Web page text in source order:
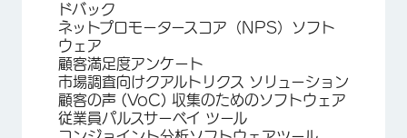
ドバック
ネットプロモータースコア（NPS）ソフト
ウェア
顧客満足度アンケート
市場調査向けクアルトリクス ソリューション
顧客の声 (VoC) 収集のためのソフトウェア
従業員パルスサーベイ ツール